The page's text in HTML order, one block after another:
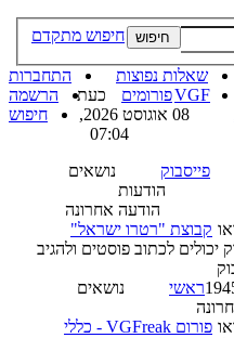
חיפוש חיפוש מתקדם
שאלות נפוצות
התחברות
הרשמה
VGFפורומים
חיפוש
כעת
08 אוגוסט 2026,
07:04
פייסבוק
נושאים
הודעות
הודעה אחרונה
קבוצת "רטרו ישראל"
יכולים לכתוב פוסטים ולהגיב
ראשי
נושאים
פורום VGFreak - כללי